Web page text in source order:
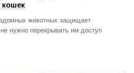
кошек
животных защищает
нужно перекрывать им доступ